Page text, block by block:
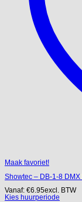
Maak favoriet!
Showtec – DB-1-8
Vanaf: €6.95excl. BTW
Kies huurperiode